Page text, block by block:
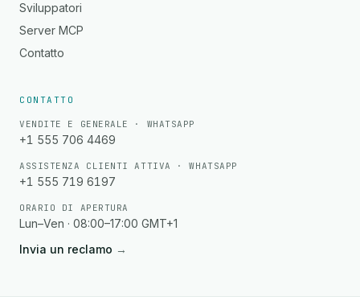
Sviluppatori
Server MCP
Contatto
CONTATTO
VENDITE E GENERALE · WHATSAPP
+1 555 706 4469
ASSISTENZA CLIENTI ATTIVA · WHATSAPP
+1 555 719 6197
ORARIO DI APERTURA
Lun–Ven · 08:00–17:00 GMT+1
Invia un reclamo →